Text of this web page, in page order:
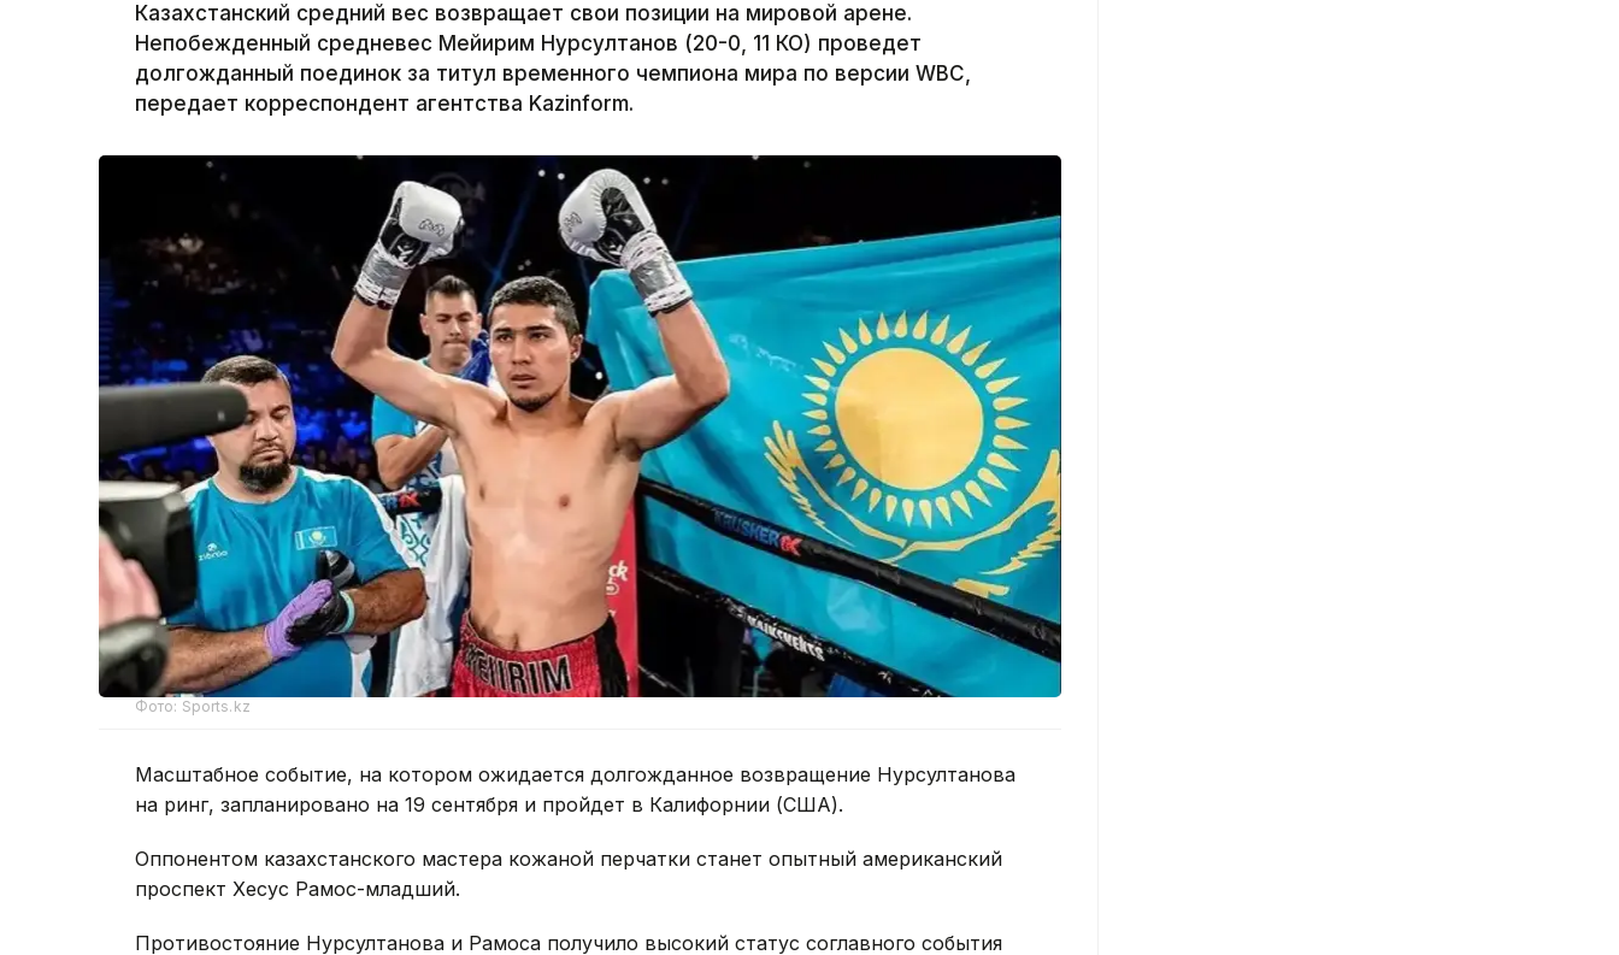
Казахстанский средний вес возвращает свои позиции на мировой арене.
Непобежденный средневес Мейирим Нурсултанов (20-0, 11 КО) проведет
долгожданный поединок за титул временного чемпиона мира по версии WBC,
передает корреспондент агентства Kazinform.
Фото: Sports.kz
Масштабное событие, на котором ожидается долгожданное возвращение Нурсултанова
на ринг, запланировано на 19 сентября и пройдет в Калифорнии (США).
Оппонентом казахстанского мастера кожаной перчатки станет опытный американский
проспект Хесус Рамос-младший.
Противостояние Нурсултанова и Рамоса получило высокий статус соглавного события